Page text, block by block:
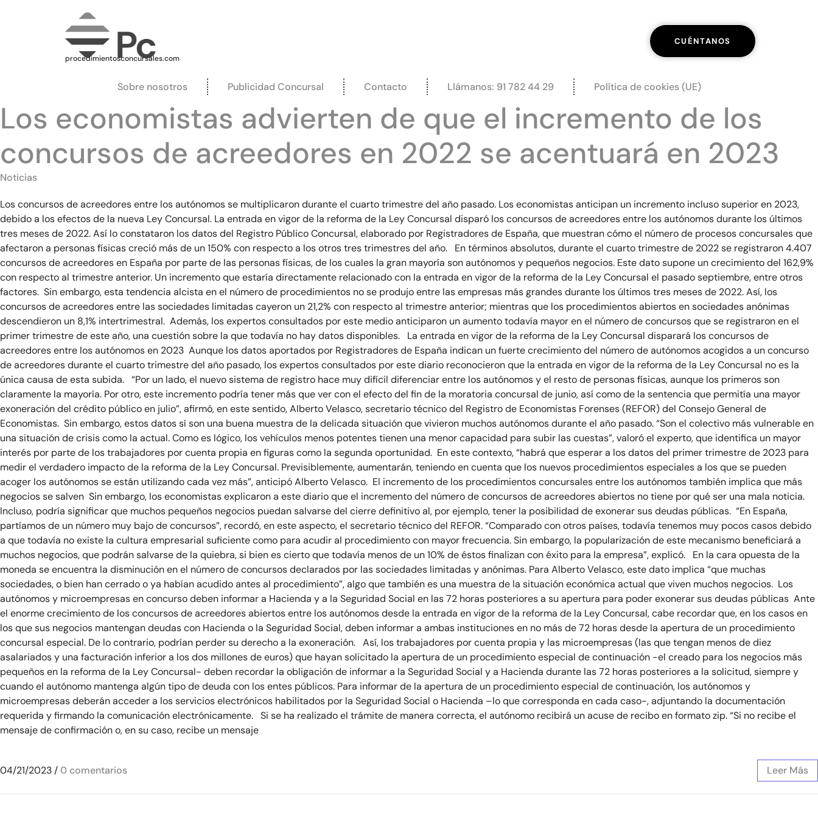
procedimientosconcursales.com
CUÉNTANOS
Sobre nosotros Publicidad Concursal Contacto Llámanos: 91 782 44 29 Política de cookies (UE)
Los economistas advierten de que el incremento de los
concursos de acreedores en 2022 se acentuará en 2023
Noticias
Los concursos de acreedores entre los autónomos se multiplicaron durante el cuarto trimestre del año pasado. Los economistas anticipan un incremento incluso superior en 2023,
debido a los efectos de la nueva Ley Concursal. La entrada en vigor de la reforma de la Ley Concursal disparó los concursos de acreedores entre los autónomos durante los últimos
tres meses de 2022. Así lo constataron los datos del Registro Público Concursal, elaborado por Registradores de España, que muestran cómo el número de procesos concursales que
afectaron a personas físicas creció más de un 150% con respecto a los otros tres trimestres del año. En términos absolutos, durante el cuarto trimestre de 2022 se registraron 4.407
concursos de acreedores en España por parte de las personas físicas, de los cuales la gran mayoría son autónomos y pequeños negocios. Este dato supone un crecimiento del 162,9%
con respecto al trimestre anterior. Un incremento que estaría directamente relacionado con la entrada en vigor de la reforma de la Ley Concursal el pasado septiembre, entre otros
factores. Sin embargo, esta tendencia alcista en el número de procedimientos no se produjo entre las empresas más grandes durante los últimos tres meses de 2022. Así, los
concursos de acreedores entre las sociedades limitadas cayeron un 21,2% con respecto al trimestre anterior; mientras que los procedimientos abiertos en sociedades anónimas
descendieron un 8,1% intertrimestral. Además, los expertos consultados por este medio anticiparon un aumento todavía mayor en el número de concursos que se registraron en el
primer trimestre de este año, una cuestión sobre la que todavía no hay datos disponibles. La entrada en vigor de la reforma de la Ley Concursal disparará los concursos de
acreedores entre los autónomos en 2023 Aunque los datos aportados por Registradores de España indican un fuerte crecimiento del número de autónomos acogidos a un concurso
de acreedores durante el cuarto trimestre del año pasado, los expertos consultados por este diario reconocieron que la entrada en vigor de la reforma de la Ley Concursal no es la
única causa de esta subida. “Por un lado, el nuevo sistema de registro hace muy difícil diferenciar entre los autónomos y el resto de personas físicas, aunque los primeros son
claramente la mayoría. Por otro, este incremento podría tener más que ver con el efecto del fin de la moratoria concursal de junio, así como de la sentencia que permitía una mayor
exoneración del crédito público en julio”, afirmó, en este sentido, Alberto Velasco, secretario técnico del Registro de Economistas Forenses (REFOR) del Consejo General de
Economistas. Sin embargo, estos datos sí son una buena muestra de la delicada situación que vivieron muchos autónomos durante el año pasado. “Son el colectivo más vulnerable en
una situación de crisis como la actual. Como es lógico, los vehículos menos potentes tienen una menor capacidad para subir las cuestas”, valoró el experto, que identifica un mayor
interés por parte de los trabajadores por cuenta propia en figuras como la segunda oportunidad. En este contexto, “habrá que esperar a los datos del primer trimestre de 2023 para
medir el verdadero impacto de la reforma de la Ley Concursal. Previsiblemente, aumentarán, teniendo en cuenta que los nuevos procedimientos especiales a los que se pueden
acoger los autónomos se están utilizando cada vez más”, anticipó Alberto Velasco. El incremento de los procedimientos concursales entre los autónomos también implica que más
negocios se salven Sin embargo, los economistas explicaron a este diario que el incremento del número de concursos de acreedores abiertos no tiene por qué ser una mala noticia.
Incluso, podría significar que muchos pequeños negocios puedan salvarse del cierre definitivo al, por ejemplo, tener la posibilidad de exonerar sus deudas públicas. “En España,
partíamos de un número muy bajo de concursos”, recordó, en este aspecto, el secretario técnico del REFOR. “Comparado con otros países, todavía tenemos muy pocos casos debido
a que todavía no existe la cultura empresarial suficiente como para acudir al procedimiento con mayor frecuencia. Sin embargo, la popularización de este mecanismo beneficiará a
muchos negocios, que podrán salvarse de la quiebra, si bien es cierto que todavía menos de un 10% de éstos finalizan con éxito para la empresa”, explicó. En la cara opuesta de la
moneda se encuentra la disminución en el número de concursos declarados por las sociedades limitadas y anónimas. Para Alberto Velasco, este dato implica “que muchas
sociedades, o bien han cerrado o ya habían acudido antes al procedimiento”, algo que también es una muestra de la situación económica actual que viven muchos negocios. Los
autónomos y microempresas en concurso deben informar a Hacienda y a la Seguridad Social en las 72 horas posteriores a su apertura para poder exonerar sus deudas públicas Ante
el enorme crecimiento de los concursos de acreedores abiertos entre los autónomos desde la entrada en vigor de la reforma de la Ley Concursal, cabe recordar que, en los casos en
los que sus negocios mantengan deudas con Hacienda o la Seguridad Social, deben informar a ambas instituciones en no más de 72 horas desde la apertura de un procedimiento
concursal especial. De lo contrario, podrían perder su derecho a la exoneración. Así, los trabajadores por cuenta propia y las microempresas (las que tengan menos de diez
asalariados y una facturación inferior a los dos millones de euros) que hayan solicitado la apertura de un procedimiento especial de continuación -el creado para los negocios más
pequeños en la reforma de la Ley Concursal- deben recordar la obligación de informar a la Seguridad Social y a Hacienda durante las 72 horas posteriores a la solicitud, siempre y
cuando el autónomo mantenga algún tipo de deuda con los entes públicos. Para informar de la apertura de un procedimiento especial de continuación, los autónomos y
microempresas deberán acceder a los servicios electrónicos habilitados por la Seguridad Social o Hacienda –lo que corresponda en cada caso-, adjuntando la documentación
requerida y firmando la comunicación electrónicamente. Si se ha realizado el trámite de manera correcta, el autónomo recibirá un acuse de recibo en formato zip. “Si no recibe el
mensaje de confirmación o, en su caso, recibe un mensaje
04/21/2023 /0 comentarios Leer Más